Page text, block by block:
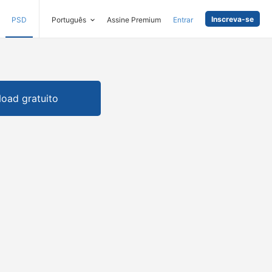
PSD Português Assine Premium Entrar Inscreva-se
gratuito